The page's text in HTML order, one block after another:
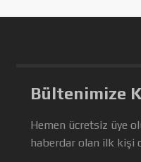
Bültenimize
Hemen ücretsiz üye
haberdar olan ilk kişi